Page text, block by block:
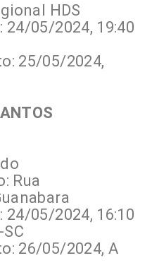
HDS
24/05/2024, 19:40
25/05/2024,
Rua
24/05/2024, 16:10
26/05/2024, A